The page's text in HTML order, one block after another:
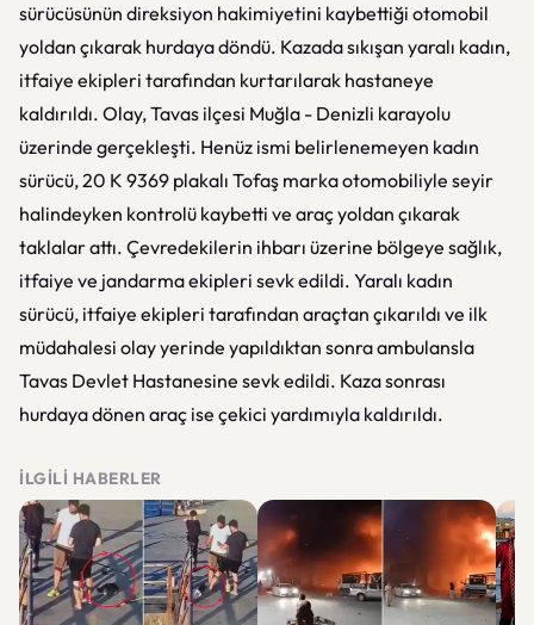
sürücüsünün direksiyon hakimiyetini kaybettiği otomobil
yoldan çıkarak hurdaya döndü. Kazada sıkışan yaralı kadın,
itfaiye ekipleri tarafından kurtarılarak hastaneye
kaldırıldı. Olay, Tavas ilçesi Muğla - Denizli karayolu
üzerinde gerçekleşti. Henüz ismi belirlenemeyen kadın
sürücü, 20 K 9369 plakalı Tofaş marka otomobiliyle seyir
halindeyken kontrolü kaybetti ve araç yoldan çıkarak
taklalar attı. Çevredekilerin ihbarı üzerine bölgeye sağlık,
itfaiye ve jandarma ekipleri sevk edildi. Yaralı kadın
sürücü, itfaiye ekipleri tarafından araçtan çıkarıldı ve ilk
müdahalesi olay yerinde yapıldıktan sonra ambulansla
Tavas Devlet Hastanesine sevk edildi. Kaza sonrası
hurdaya dönen araç ise çekici yardımıyla kaldırıldı.
İLGILI HABERLER